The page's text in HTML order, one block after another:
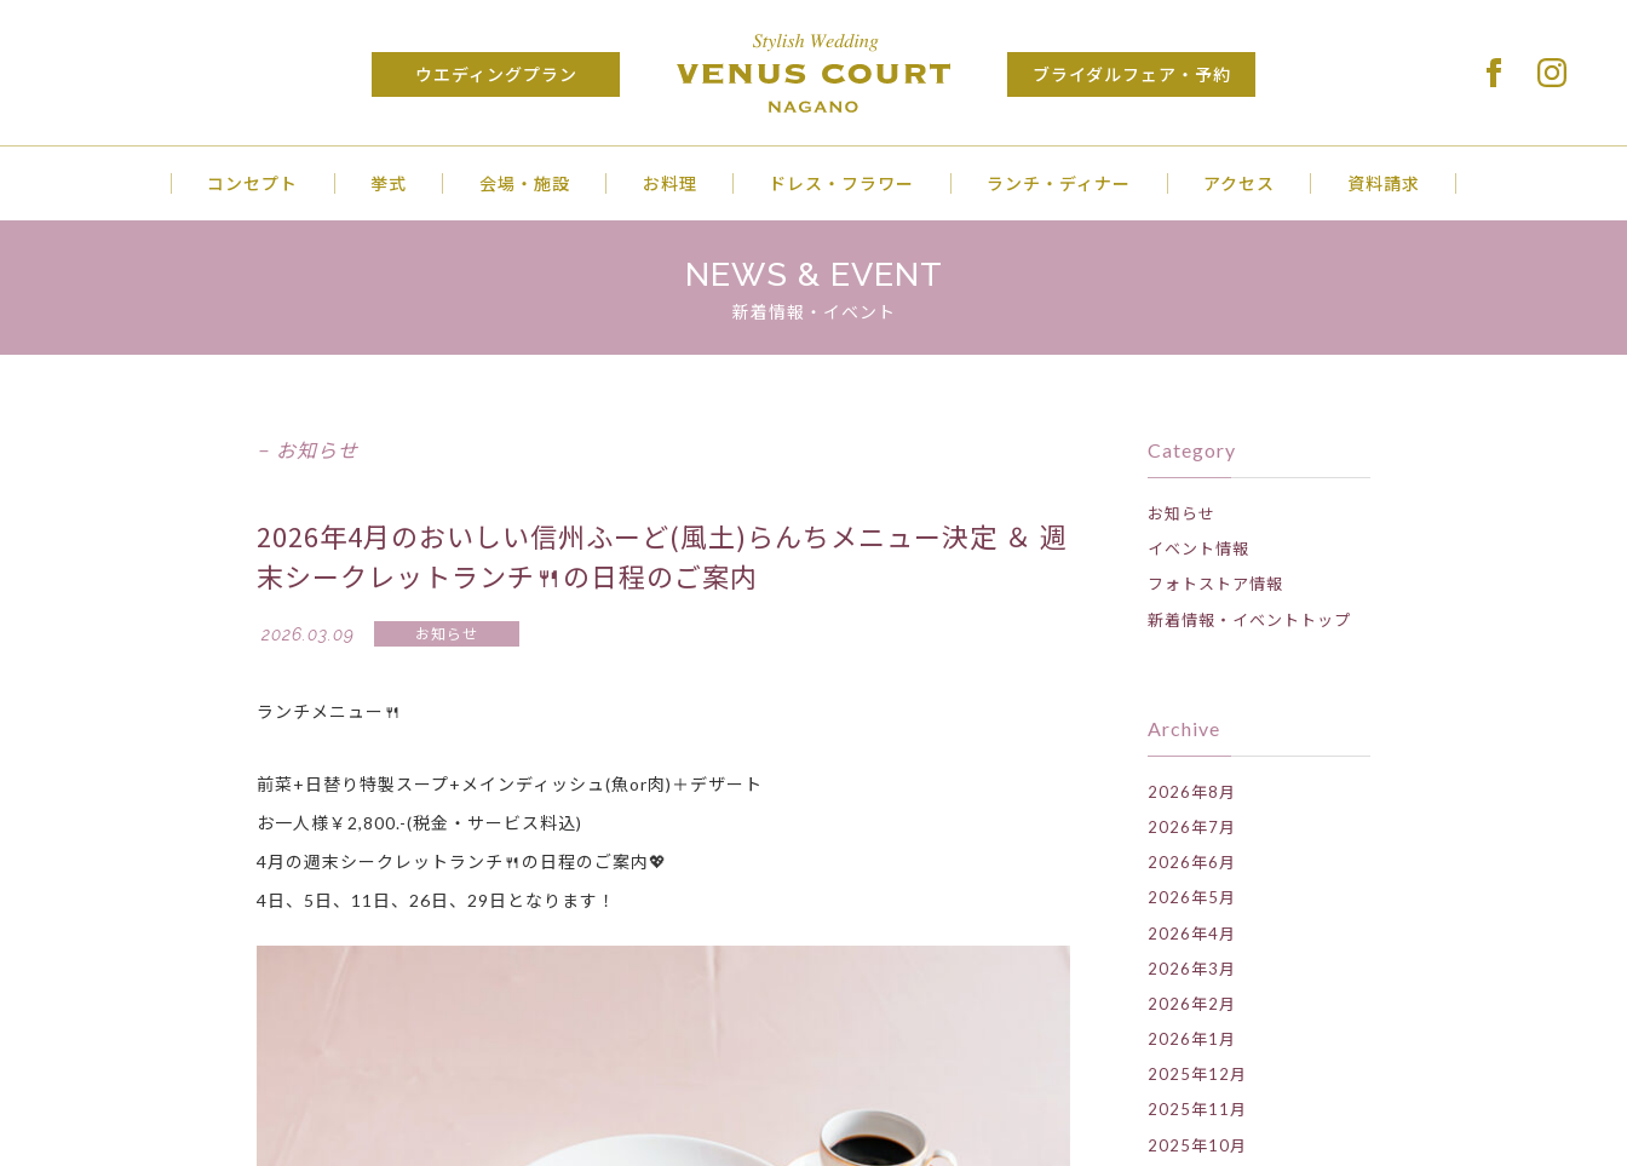
Stylish Wedding VENUS COURT NAGANO ヴ
ウエディングプラン
ブライダルフェア・予約
コンセプト 挙式 会場・施設 お料理 ドレス・フラワー ランチ・ディナー アクセス 資料請求
NEWS & EVENT
新着情報・イベント
お知らせ
2026年4月のおいしい信州ふーど(風土)らんちメニュー決定 ＆ 週
末シークレットランチ🍴の日程のご案内
2026.03.09 お知らせ
ランチメニュー🍴
前菜+日替り特製スープ+メインディッシュ(魚or肉)＋デザート
お一人様￥2,800.-(税金・サービス料込)
4月の週末シークレットランチ🍴の日程のご案内💖
4日、5日、11日、26日、29日となります！
Category
お知らせ
イベント情報
フォトストア情報
新着情報・イベントトップ
Archive
2026年8月
2026年7月
2026年6月
2026年5月
2026年4月
2026年3月
2026年2月
2026年1月
2025年12月
2025年11月
2025年10月